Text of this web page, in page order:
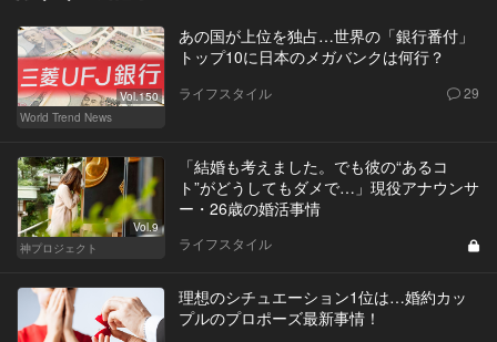
Vol.150
World Trend News
あの国が上位を独占…世界の「銀行番付」
トップ10に日本のメガバンクは何行？
ライフスタイル 29
Vol.9
神プロジェクト
「結婚も考えました。でも彼の“あるコ
ト”がどうしてもダメで…」現役アナウンサ
ー・26歳の婚活事情
ライフスタイル
理想のシチュエーション1位は…婚約カッ
プルのプロポーズ最新事情！